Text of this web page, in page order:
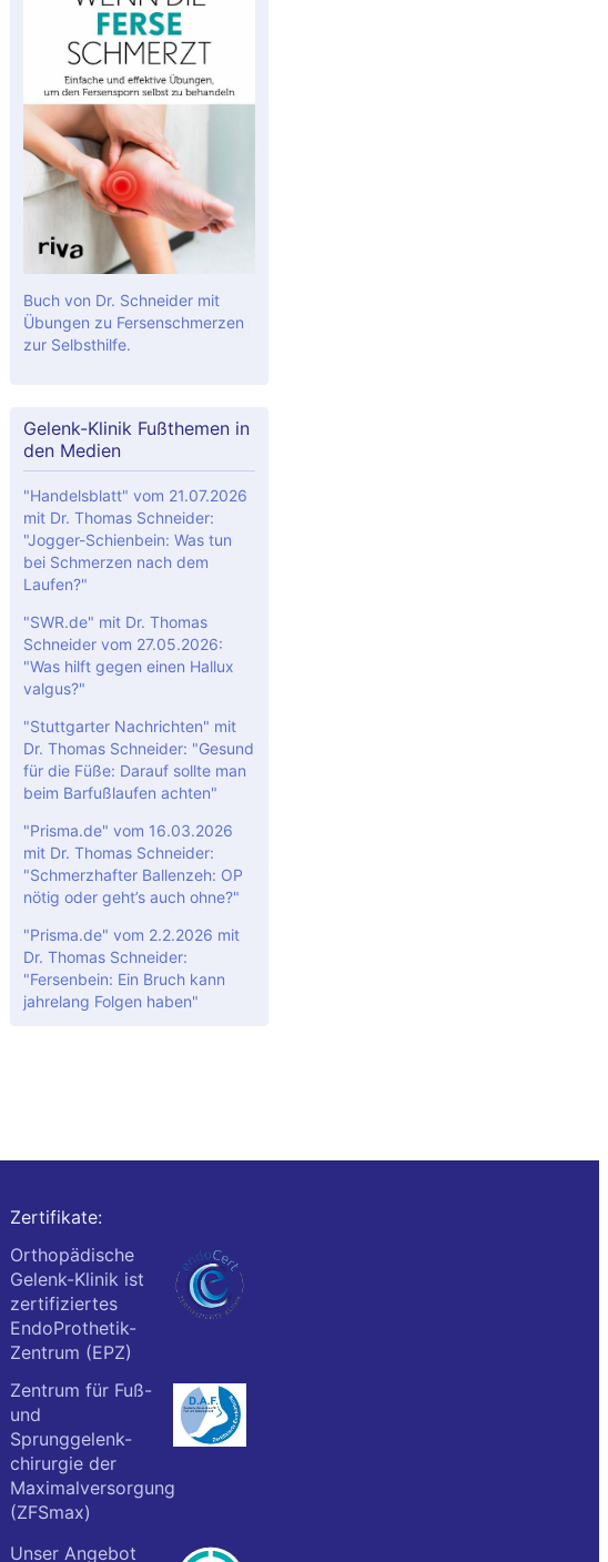
Buch von Dr. Schneider mit
Übungen zu Fersenschmerzen
zur Selbsthilfe.
Gelenk-Klinik Fußthemen in
den Medien
"Handelsblatt" vom 21.07.2026
mit Dr. Thomas Schneider:
"Jogger-Schienbein: Was tun
bei Schmerzen nach dem
Laufen?"
"SWR.de" mit Dr. Thomas
Schneider vom 27.05.2026:
"Was hilft gegen einen Hallux
valgus?"
"Stuttgarter Nachrichten" mit
Dr. Thomas Schneider: "Gesund
für die Füße: Darauf sollte man
beim Barfußlaufen achten"
"Prisma.de" vom 16.03.2026
mit Dr. Thomas Schneider:
"Schmerzhafter Ballenzeh: OP
nötig oder geht’s auch ohne?"
"Prisma.de" vom 2.2.2026 mit
Dr. Thomas Schneider:
"Fersenbein: Ein Bruch kann
jahrelang Folgen haben"
Zertifikate:
Orthopädische
Gelenk-Klinik ist
zertifiziertes
EndoProthetik-
Zentrum (EPZ)
Zentrum für Fuß-
und
Sprunggelenk-
chirurgie der
Maximalversorgung
(ZFSmax)
Unser Angebot